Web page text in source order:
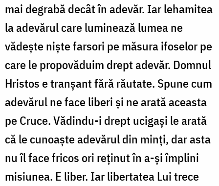
mai degrabă decât în adevăr. Iar lehamitea
la adevărul care luminează lumea ne
vădește niște farsori pe măsura ifoselor pe
care le propovăduim drept adevăr. Domnul
Hristos e tranșant fără răutate. Spune cum
adevărul ne face liberi și ne arată aceasta
pe Cruce. Vădindu-i drept ucigași le arată
că le cunoaște adevărul din minți, dar asta
nu îl face fricos ori reținut în a-și împlini
misiunea. E liber. Iar libertatea Lui trece